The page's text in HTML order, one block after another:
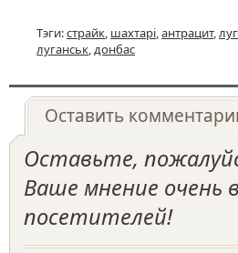
Тэги:страйк, шахтарі,антрацит,
луганськ,донбас
Оставить
Оставьте,
Ваше мнение очень
посетителей!